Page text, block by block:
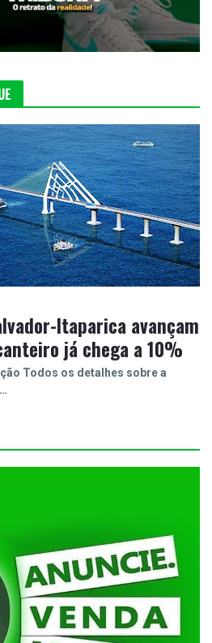
Itaparica avançam
já chega a 10%
Todos os detalhes sobre a